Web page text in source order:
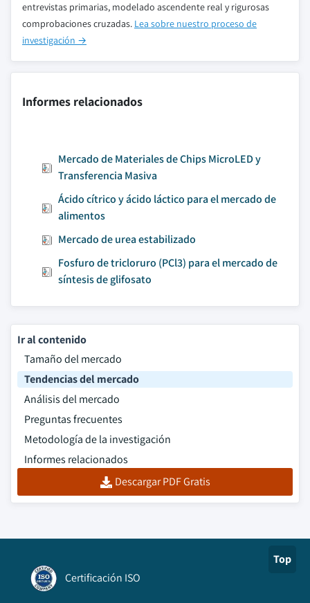
entrevistas primarias, modelado ascendente real y rigurosas
comprobaciones cruzadas. Lea sobre nuestro proceso de
investigación →
Informes relacionados
Mercado de Materiales de Chips MicroLED y
Transferencia Masiva
Ácido cítrico y ácido láctico para el mercado de
alimentos
Mercado de urea estabilizado
Fosfuro de tricloruro (PCl3) para el mercado de
síntesis de glifosato
Ir al contenido
Tamaño del mercado
Tendencias del mercado
Análisis del mercado
Preguntas frecuentes
Metodología de la investigación
Informes relacionados
Descargar PDF Gratis
Top
Certificación ISO